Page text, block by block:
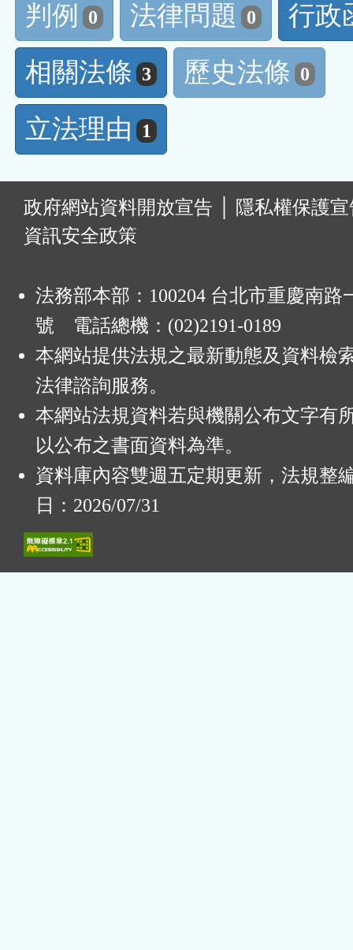
判例
0 法律問題 0
行政
相關法條 3 歷史法條 0
立法理由 1
政府網站資料開放宣告
隱私權保護
資訊安全政策
法務部本部：100204 台北市重慶南路
號 電話總機：(02)2191-0189
本網站提供法規之最新動態及資料檢
法律諮詢服務。
本網站法規資料若與機關公布文字有
以公布之書面資料為準。
資料庫內容雙週五定期更新，法規整
日：2026/07/31